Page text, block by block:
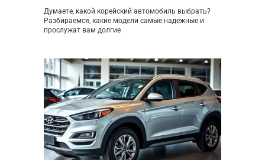
Думаете, какой корейский автомобиль выбрать?
Разбираемся, какие модели самые надежные и
прослужат вам долгие